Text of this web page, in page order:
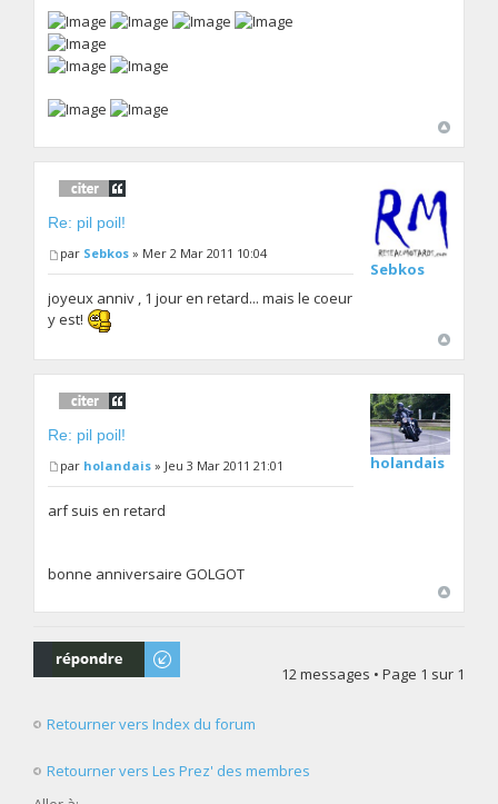
Re: pil poil!
par Sebkos » Mer 2 Mar 2011 10:04
joyeux anniv , 1 jour en retard... mais le coeur
y est!
Sebkos
Re: pil poil!
par holandais » Jeu 3 Mar 2011 21:01
arf suis en retard
bonne anniversaire GOLGOT
holandais
Répondre
12 messages • Page 1 sur 1
Retourner vers Index du forum
Retourner vers Les Prez' des membres